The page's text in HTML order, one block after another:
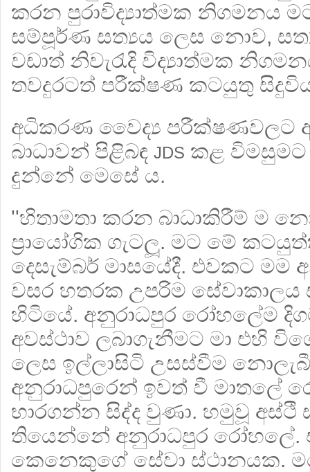
කරන පුරාවිද්‍යාත්මක නිගමනය
සම්පූර්ණ සත්‍යය ලෙස නොව,
වඩාත් නිවැරැදි විද්‍යාත්මක
තවදුරටත් පරීක්ෂණ කටයුතු සිදුවිය
අධිකරණ වෛද්‍ය පරීක්ෂණවලට
බාධාවන් පිළිබඳ JDS කළ
දුන්නේ මෙසේ ය.
''හිතාමතා කරන බාධාකිරීම් ම
ප‍්‍රායෝගික ගැටලූ. මට මේ
දෙසැම්බර් මාසයේදී. එවකට මම
වසර හතරක උපරිම
හිටියේ. අනුරාධපුර රෝහලේම
අවස්ථාව ලබාගැනීමට මා එහි
ලෙස ඉල්ලාසිටි උසස්වීම
අනුරාධපුරෙන් ඉවත් වී මාතලේ
භාරගන්න සිද්ද වුණා. හමුවූ අස්ථි
තියෙන්නේ අනුරාධපුර
කෙනෙකුගේ සේවා ස්ථානයක.